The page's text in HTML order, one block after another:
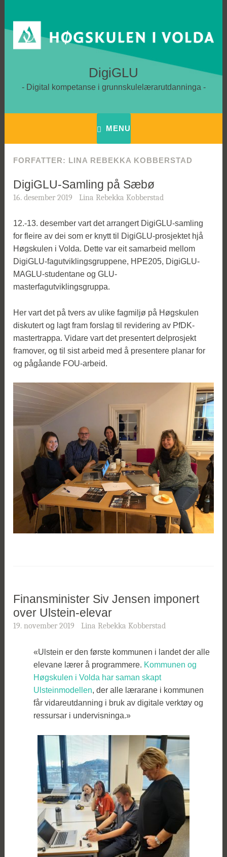
content
DigiGLU
Digital kompetanse i grunnskulelærarutdanninga
MENU
FORFATTER: LINA REBEKKA KOBBERSTAD
DigiGLU-Samling på Sæbø
16. desember 2019 Lina Rebekka Kobberstad
12.-13. desember vart det arrangert DigiGLU-samling
for fleire av dei som er knytt til DigiGLU-prosjektet hjå
Høgskulen i Volda. Dette var eit samarbeid mellom
DigiGLU-fagutviklingsgruppene, HPE205, DigiGLU-
MAGLU-studentane og GLU-
masterfagutviklingsgruppa.
Her vart det på tvers av ulike fagmiljø på Høgskulen
diskutert og lagt fram forslag til revidering av PfDK-
mastertrappa. Vidare vart det presentert delprosjekt
framover, og til sist arbeid med å presentere planar for
og pågåande FOU-arbeid.
Finansminister Siv Jensen imponert
over Ulstein-elevar
19. november 2019 Lina Rebekka Kobberstad
«Ulstein er den første kommunen i landet der alle
elevane lærer å programmere. Kommunen og
Høgskulen i Volda har saman skapt
Ulsteinmodellen, der alle lærarane i kommunen
får vidareutdanning i bruk av digitale verktøy og
ressursar i undervisninga.»